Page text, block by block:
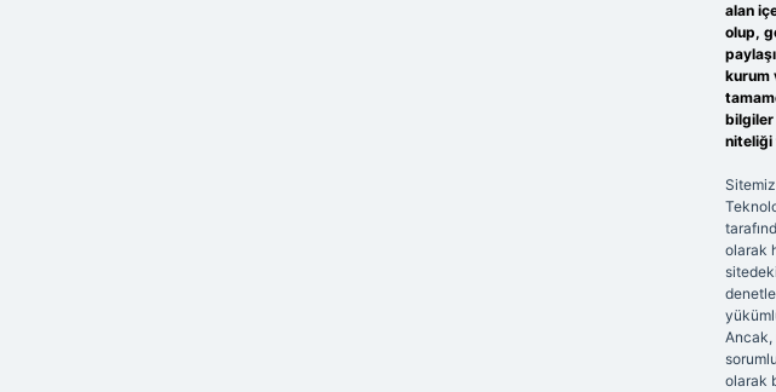
alan
olup,
kurum
bilgiler
niteliği
olarak
Ancak,
olarak